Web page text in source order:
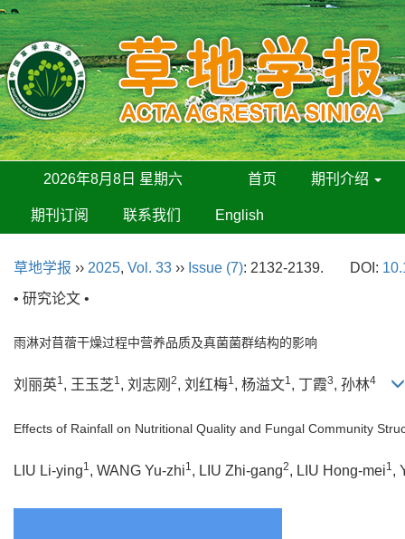
2026年8月8日 星期六 首页 期刊介绍
期刊订阅 联系我们 English
草地学报 ›› 2025, Vol. 33 ›› Issue (7): 2132-2139. DOI:
• 研究论文 •
雨淋对苜蓿干燥过程中营养品质及真菌菌群结构的影响
刘丽英1, 王玉芝1, 刘志刚 2, 刘红梅1, 杨溢文1, 丁霞3, 孙林4
Effects of Rainfall on Nutritional Quality and Fungal Community
LIU Li-ying1, WANG Yu-zhi1, LIU Zhi-gang2, LIU Hong-mei1,